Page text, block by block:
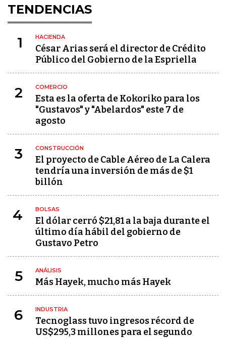
TENDENCIAS
1 HACIENDA
César Arias será el director de Crédito
Público del Gobierno de la Espriella
2 COMERCIO
Esta es la oferta de Kokoriko para los
"Gustavos" y "Abelardos" este 7 de
agosto
3 CONSTRUCCIÓN
El proyecto de Cable Aéreo de La Calera
tendría una inversión de más de $1
billón
4 BOLSAS
El dólar cerró $21,81 a la baja durante el
último día hábil del gobierno de
Gustavo Petro
5 ANÁLISIS
Más Hayek, mucho más Hayek
6 INDUSTRIA
Tecnoglass tuvo ingresos récord de
US$295,3 millones para el segundo